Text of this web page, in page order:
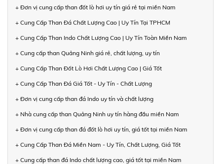
+ Đơn vị cung cấp than đốt lò hơi uy tín giá rẻ tại miền Nam
+ Cung Cấp Than Đá Chất Lượng Cao | Uy Tín Tại TPHCM
+ Cung Cấp Than Indo Chất Lượng Cao | Uy Tín Toàn Miền Nam
+ Cung cấp than Quảng Ninh giá rẻ, chất lượng, uy tín
+ Cung Cấp Than Đốt Lò Hơi Chất Lượng Cao | Giá Tốt
+ Cung Cấp Than Đá Giá Tốt - Uy Tín - Chất Lượng
+ Đơn vị cung cấp than đá Indo uy tín và chất lượng
+ Nhà cung cấp than Quảng Ninh uy tín hàng đầu miền Nam
+ Đơn vị cung cấp than đá đốt lò hơi uy tín, giá tốt tại miền Nam
+ Cung Cấp Than Đá Miền Nam - Uy Tín, Chất Lượng, Giá Tốt
+ Cung cấp than đá Indo chất lượng cao, giá tốt tại miền Nam